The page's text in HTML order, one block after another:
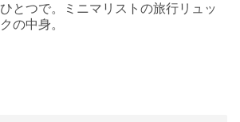
ひとつで。ミニマリストの旅行リュッ
クの中身。